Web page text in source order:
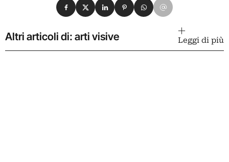
Condividi su Facebook
Condividi su X
Condividi su LinkedIn
Condividi su Pinterest
Condividi su WhatsApp
Condividi su Email
Altri articoli di: arti visive Leggi di più